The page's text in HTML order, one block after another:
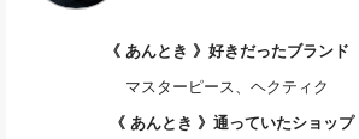
《 あんとき 》好きだったブランド
マスターピース、ヘクティク
《 あんとき 》通っていたショップ